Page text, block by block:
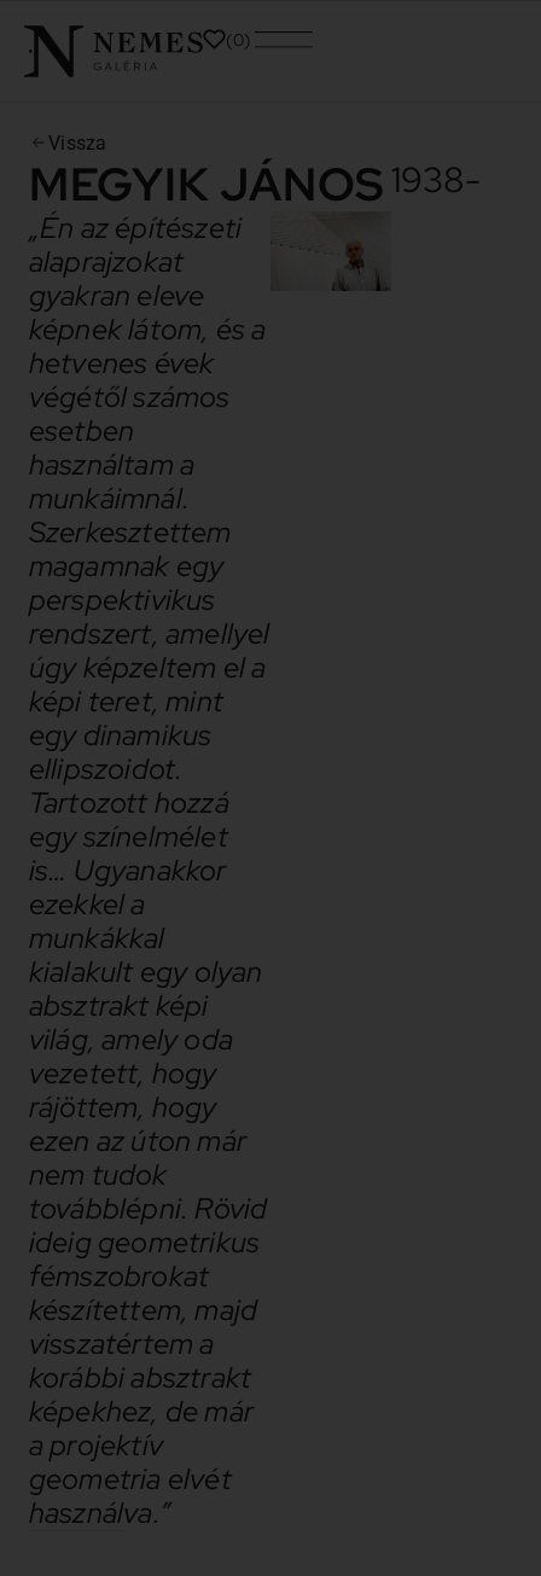
0
Vissza
MEGYIK JÁNOS 1938-
„Én az építészeti
alaprajzokat
gyakran eleve
képnek látom, és a
hetvenes évek
végétől számos
esetben
használtam a
munkáimnál.
Szerkesztettem
magamnak egy
perspektivikus
rendszert, amellyel
úgy képzeltem el a
képi teret, mint
egy dinamikus
ellipszoidot.
Tartozott hozzá
egy színelmélet
is… Ugyanakkor
ezekkel a
munkákkal
kialakult egy olyan
absztrakt képi
világ, amely oda
vezetett, hogy
rájöttem, hogy
ezen az úton már
nem tudok
továbblépni. Rövid
ideig geometrikus
fémszobrokat
készítettem, majd
visszatértem a
korábbi absztrakt
képekhez, de már
a projektív
geometria elvét
használva.”